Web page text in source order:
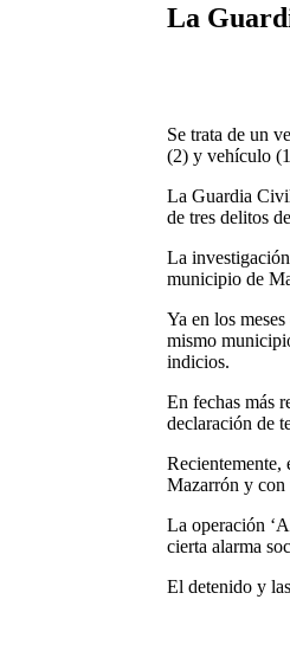
La
Se trata de un
(2) y vehículo
La Guardia
detres delitos
La
municipio de
Ya en los
mismo
indicios.
En fechas más
declaración de
Recientemente,
Mazarrón y con
La operación
cierta alarma
El detenido y